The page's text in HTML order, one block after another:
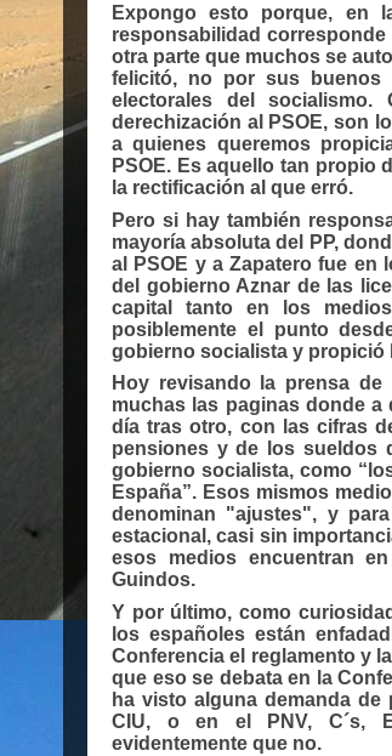
Expongo esto porque, en
responsabilidad
otra parte que muchos se
felicitó, no por sus buenos
electorales del socialismo.
derechización al PSOE, son
a quienes queremos
PSOE. Es aquello tan propio
la rectificación al que erró.
Pero si hay también
mayoría absoluta del PP,
al PSOE y a Zapatero fue en
del gobierno Aznar de las
capital tanto en los
posiblemente el punto
gobierno socialista y propició
Hoy revisando la prensa
muchas las paginas donde
día tras otro, con las cifras
pensiones y de los sueldos
gobierno socialista, como
España”. Esos mismos
denominan "ajustes", y
estacional, casi sin
esos medios encuentran
Guindos.
Y por último, como
los españoles están
Conferencia el reglamento y
que eso se debata en la
ha visto alguna demanda
CIU, o en el PNV, C´s,
evidentemente que no.